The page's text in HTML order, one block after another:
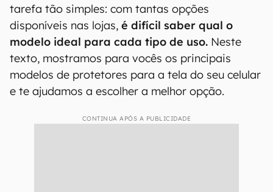
tarefa tão simples: com tantas opções
disponíveis nas lojas, é difícil saber qual o
modelo ideal para cada tipo de uso. Neste
texto, mostramos para vocês os principais
modelos de protetores para a tela do seu celular
e te ajudamos a escolher a melhor opção.
CONTINUA APÓS A PUBLICIDADE